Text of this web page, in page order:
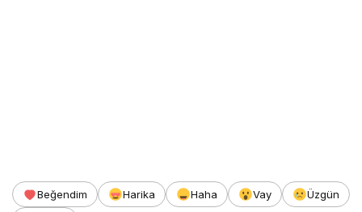
Beğendim Harika Haha Vay
Üzgün